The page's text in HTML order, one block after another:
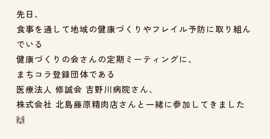
先日、
食事を通して地域の健康づくりやフレイル予防に取り組ん
でいる
健康づくりの会さんの定期ミーティングに、
まちコラ登録団体である
医療法人 修誠会 吉野川病院さん、
株式会社 北島藤原精肉店さんと一緒に参加してきました
🙌